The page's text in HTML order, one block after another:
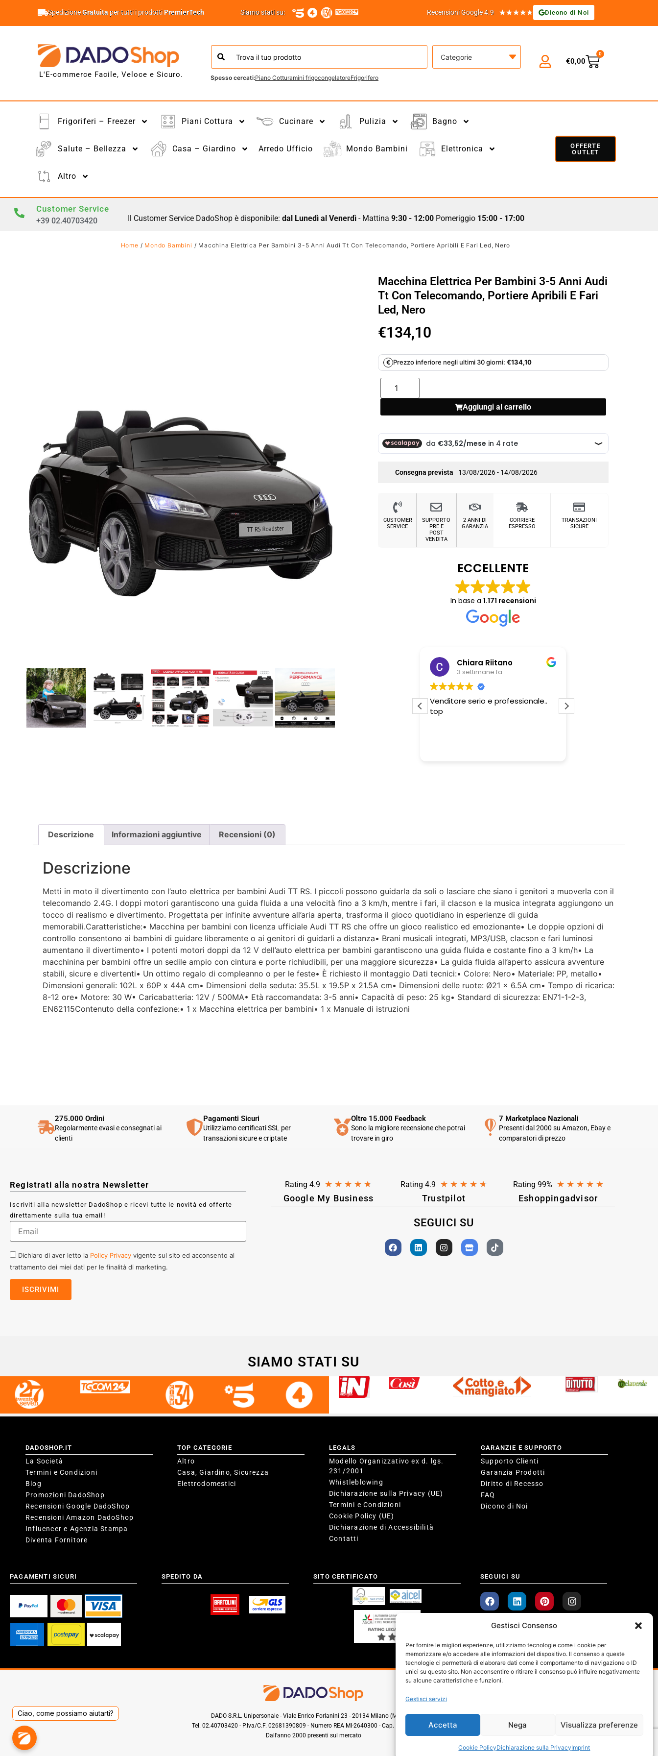
Gestisci Consenso
Per fornire le migliori esperienze, utilizziamo tecnologie come i cookie per
memorizzare e/o accedere alle informazioni del dispositivo. Il consenso a queste
tecnologie ci permetterà di elaborare dati come il comportamento di navigazione o ID
unici su questo sito. Non acconsentire o ritirare il consenso può influire negativamente
su alcune caratteristiche e funzioni.
Gestisci servizi
Accetta Nega Visualizza preferenze
Cookie PolicyDichiarazione sulla PrivacyImprint
SpedizioneGratuita per tutti i prodottiPremierTech Siamo stati su: Recensioni Google 4.9 ★★★★★ Dicono di Noi
L'E-commerce Facile, Veloce e Sicuro.
Categorie
Spesso cercati:Piano Cotturamini frigocongelatoreFrigorifero
€0,00
0
Frigoriferi – Freezer Piani Cottura Cucinare Pulizia Bagno
Salute – Bellezza Casa – Giardino Arredo Ufficio Mondo Bambini Elettronica
Altro
OFFERTE
OUTLET
Customer Service
+39 02.40703420 Il Customer Service DadoShop è disponibile: dal Lunedì al Venerdì- Mattina 9:30 - 12:00Pomeriggio 15:00 - 17:00
Home / Mondo Bambini / Macchina Elettrica Per Bambini 3-5 Anni Audi Tt Con Telecomando, Portiere Apribili E Fari Led, Nero
Macchina Elettrica Per Bambini 3-5 Anni Audi
Tt Con Telecomando, Portiere Apribili E Fari
Led, Nero
€134,10
€ Prezzo inferiore negli ultimi 30 giorni: €134,10
Aggiungi al carrello
Consegna prevista 13/08/2026 - 14/08/2026
CUSTOMER
SERVICE
SUPPORTO
PRE E
POST
VENDITA
2 ANNI DI
GARANZIA
CORRIERE
ESPRESSO
TRANSAZIONI
SICURE
ECCELLENTE
In base a 1.171 recensioni
2 settimane fa
Pessima esperienza.
Ho acquistato due poltrone, ma
stato comunicato che erano in
corriere. Da allora nessun
Per un'azienda che vende
esclusivamente online, mi
aspettavo un servizio clienti molto
più efficiente. L'assistenza è
disponibile solo in fasce orarie
molto limitate e, nel mio caso, la
gestione del post-vendita è stata
lenta e poco rassicurante.
Un errore nella spedizione può
capitare, ma è il modo in cui viene
gestito che fa la differenza.
Chiara Riitano
3 settimane fa
Venditore serio e professionale..
top
Descrizione Informazioni aggiuntive Recensioni (0)
Descrizione
Metti in moto il divertimento con l’auto elettrica per bambini Audi TT RS. I piccoli possono guidarla da soli o lasciare che siano i genitori a muoverla con il
telecomando 2.4G. I doppi motori garantiscono una guida fluida a una velocità fino a 3 km/h, mentre i fari, il clacson e la musica integrata aggiungono un
tocco di realismo e divertimento. Progettata per infinite avventure all’aria aperta, trasforma il gioco quotidiano in esperienze di guida
memorabili.Caratteristiche:• Macchina per bambini con licenza ufficiale Audi TT RS che offre un gioco realistico ed emozionante• Le doppie opzioni di
controllo consentono ai bambini di guidare liberamente o ai genitori di guidarli a distanza• Brani musicali integrati, MP3/USB, clacson e fari luminosi
aumentano il divertimento• I potenti motori doppi da 12 V dell’auto elettrica per bambini garantiscono una guida fluida e costante fino a 3 km/h• La
macchinina per bambini offre un sedile ampio con cintura e porte richiudibili, per una maggiore sicurezza• La guida fluida all’aperto assicura avventure
stabili, sicure e divertenti• Un ottimo regalo di compleanno o per le feste• È richiesto il montaggio Dati tecnici:• Colore: Nero• Materiale: PP, metallo•
Dimensioni generali: 102L x 60P x 44A cm• Dimensioni della seduta: 35.5L x 19.5P x 21.5A cm• Dimensioni delle ruote: Ø21 x 6.5A cm• Tempo di ricarica:
8-12 ore• Motore: 30 W• Caricabatteria: 12V / 500MA• Età raccomandata: 3-5 anni• Capacità di peso: 25 kg• Standard di sicurezza: EN71-1-2-3,
EN62115Contenuto della confezione:• 1 x Macchina elettrica per bambini• 1 x Manuale di istruzioni
275.000 Ordini
Regolarmente evasi e consegnati ai
clienti
Pagamenti Sicuri
Utilizziamo certificati SSL per
transazioni sicure e criptate
Oltre 15.000 Feedback
Sono la migliore recensione che potrai
trovare in giro
7 Marketplace Nazionali
Presenti dal 2000 su Amazon, Ebay e
comparatori di prezzo
Registrati alla nostra Newsletter
Iscriviti alla newsletter DadoShop e ricevi tutte le novità ed offerte
direttamente sulla tua email!
Dichiaro di aver letto la Policy Privacy vigente sul sito ed acconsento al
trattamento dei miei dati per le finalità di marketing.
Rating 4.9 ★ ★ ★ ★ ★
Google My Business
Rating 4.9 ★ ★ ★ ★ ★
Trustpilot
Rating 99% ★ ★ ★ ★ ★
Eshoppingadvisor
SEGUICI SU
SIAMO STATI SU
DADOSHOP.IT
La Società
Termini e Condizioni
Blog
Promozioni DadoShop
Recensioni Google DadoShop
Recensioni Amazon DadoShop
Influencer e Agenzia Stampa
Diventa Fornitore
TOP CATEGORIE
Altro
Casa, Giardino, Sicurezza
Elettrodomestici
LEGALS
Modello Organizzativo ex d. lgs.
231/2001
Whistleblowing
Dichiarazione sulla Privacy (UE)
Termini e Condizioni
Cookie Policy (UE)
Dichiarazione di Accessibilità
Contatti
GARANZIE E SUPPORTO
Supporto Clienti
Garanzia Prodotti
Diritto di Recesso
FAQ
Dicono di Noi
PAGAMENTI SICURI SPEDITO DA SITO CERTIFICATO SEGUICI SU
DADO S.R.L. Unipersonale - Viale Enrico Forlanini 23 - 20134 Milano (MI) - Italy
Tel. 02.40703420 - P.Iva/C.F. 02681390809 - Numero REA MI-2640300 - Cap. Soc. € 110.000
Dall'anno 2000 presenti sul mercato
Ciao, come possiamo aiutarti?